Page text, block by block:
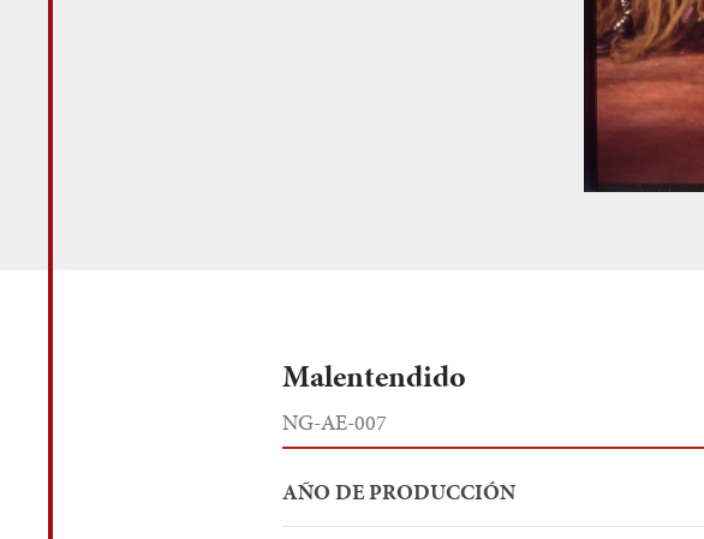
Malentendido
NG-AE-007
AÑO DE PRODUCCIÓN